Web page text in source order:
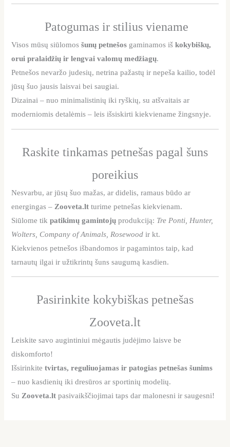
Patogumas ir stilius viename
Visos mūsų siūlomosšunų petnešos gaminamos iškokybiškų,
orui pralaidžių ir lengvai valomų medžiagų.
Petnešos nevaržo judesių, netrina pažastų ir nepeša kailio, todėl
jūsų šuo jausis laisvai bei saugiai.
Dizainai – nuo minimalistinių iki ryškių, su atšvaitais ar
moderniomis detalėmis – leis išsiskirti kiekviename žingsnyje.
Raskite tinkamas petnešas pagal šuns
poreikius
Nesvarbu, ar jūsų šuo mažas, ar didelis, ramaus būdo ar
energingas – Zooveta.lt turime petnešas kiekvienam.
Siūlome tikpatikimų gamintojų produkciją: Tre Ponti, Hunter,
Wolters, Company of Animals, Rosewood ir kt.
Kiekvienos petnešos išbandomos ir pagamintos taip, kad
tarnautų ilgai ir užtikrintų šuns saugumą kasdien.
Pasirinkite kokybiškas petnešas
Zooveta.lt
Leiskite savo augintiniui mėgautis judėjimo laisve be
diskomforto!
Išsirinkitetvirtas, reguliuojamas ir patogias petnešas šunims
– nuo kasdienių iki dresūros ar sportinių modelių.
SuZooveta.lt pasivaikščiojimai taps dar malonesni ir saugesni!